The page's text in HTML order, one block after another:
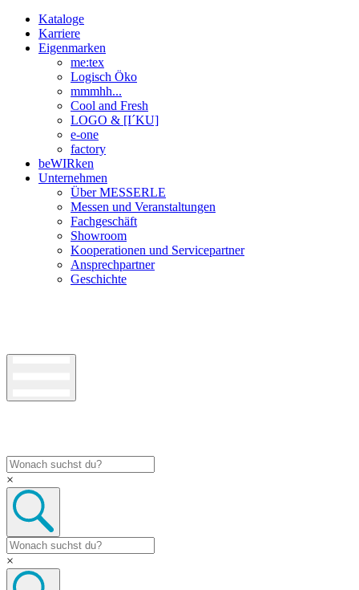
Kataloge
Karriere
Eigenmarken
me:tex
Logisch Öko
mmmhh...
Cool and Fresh
LOGO & [I´KU]
e-one
factory
beWIRken
Unternehmen
Über MESSERLE
Messen und Veranstaltungen
Fachgeschäft
Showroom
Kooperationen und Servicepartner
Ansprechpartner
Geschichte
×
×